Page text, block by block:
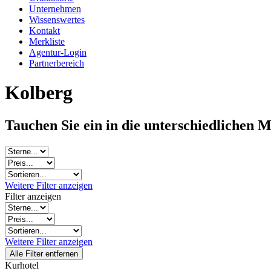
Unternehmen
Wissenswertes
Kontakt
Merkliste
Agentur-Login
Partnerbereich
Kolberg
Tauchen Sie ein in die unterschiedlichen
Weitere Filter anzeigen
Filter anzeigen
Weitere Filter anzeigen
Alle Filter entfernen
Kurhotel